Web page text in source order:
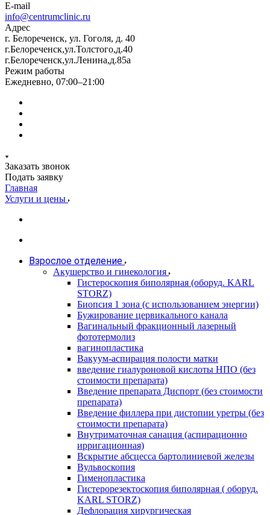
E-mail
info@centrumclinic.ru
Адрес
г. Белореченск, ул. Гоголя, д. 40
г.Белореченск,ул.Толстого,д.40
г.Белореченск,ул.Ленина,д.85а
Режим работы
Ежедневно, 07:00–21:00
Заказать звонок
Подать заявку
Главная
Услуги и цены
Взрослое отделение
Акушерство и гинекология
Гистероскопия биполярная (оборуд. KARL
STORZ)
Биопсия 1 зона (с использованием энергии)
Бужирование цервикального канала
Вагинальный фракционный лазерный
фототермолиз
вагинопластика
Вакуум-аспирация полости матки
введение гиалуроновой кислоты НПО (без
стоимости препарата)
Введение препарата Диспорт (без стоимости
препарата)
Введение филлера при дистопии уретры (без
стоимости препарата)
Внутриматочная санация (аспирационно
ирригационная)
Вскрытие абсцесса бартолиниевой железы
Вульвоскопия
Гименопластика
Гистерорезектоскопия биполярная ( оборуд.
KARL STORZ)
Дефлорация хирургическая